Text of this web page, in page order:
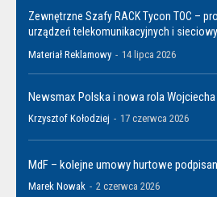
Zewnętrzne Szafy RACK Tycon TOC –
urządzeń telekomunikacyjnych i
Materiał Reklamowy - 14 lipca 2026
Newsmax Polska i nowa rola
Krzysztof Kołodziej - 17 czerwca 2026
MdF – kolejne umowy hurtowe
Marek Nowak - 2 czerwca 2026